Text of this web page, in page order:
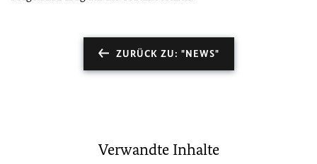
ZURÜCK ZU: "NEWS"
Verwandte Inhalte